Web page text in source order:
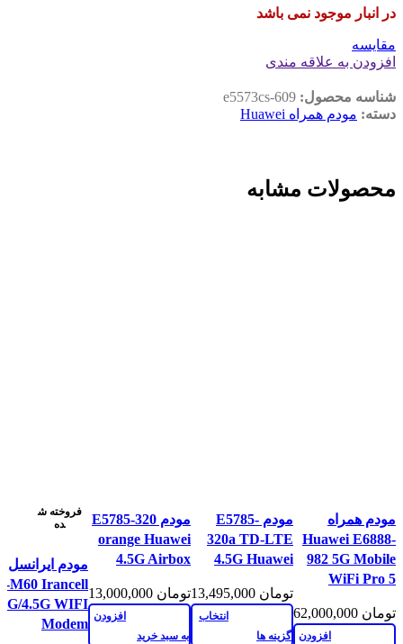
در انبار موجود نمی باشد
مقايسه
افزودن به علاقه مندی
شناسه محصول: e5573cs-609
دسته: مودم همراه Huawei
محصولات مشابه
نمایش سریع
افزودن به علاقه
مندی
مودم همراه
Huawei E6888-
982 5G Mobile
WiFi Pro 5
تومان
افزودن
نمایش سریع
افزودن به علاقه
مندی
مودم E5785-
320a TD-LTE
4.5G Huawei
تومان
انتخاب
گزینه ها
نمایش سریع
افزودن به علاقه
مندی
مودم E5785-320
orange Huawei
4.5G Airbox
تومان
افزودن
به سبد خرید
فروخته ش
ده
نمایش سریع
افزودن به
مندی
مودم ایرانسل
M60 Irancell
4G/4.5G WIFI
Modem